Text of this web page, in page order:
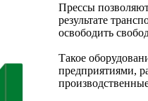
Прессы позволяют
результате
освободить
Такое
предприятиями,